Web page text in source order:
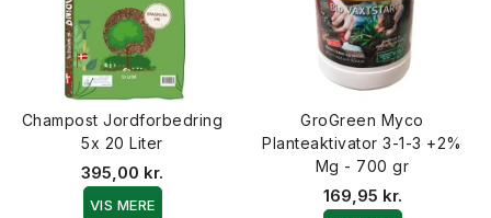
Champost Jordforbedring
5x 20 Liter
395,00 kr.
VIS MERE
GroGreen Myco
Planteaktivator 3-1-3 +2%
Mg - 700 gr
169,95 kr.